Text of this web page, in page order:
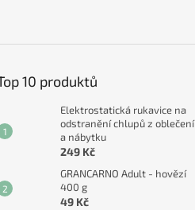
10 produktů
Elektrostatická rukavice na
odstranění chlupů z oblečení
a nábytku
249 Kč
GRANCARNO Adult - hovězí
400 g
49 Kč